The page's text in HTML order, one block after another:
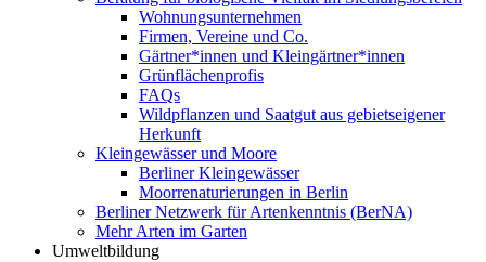
Wohnungsunternehmen
Firmen, Vereine und Co.
Gärtner*innen und Kleingärtner*innen
Grünflächenprofis
FAQs
Wildpflanzen und Saatgut aus gebietseigener
Herkunft
Kleingewässer und Moore
Berliner Kleingewässer
Moorrenaturierungen in Berlin
Berliner Netzwerk für Artenkenntnis (BerNA)
Mehr Arten im Garten
Umweltbildung